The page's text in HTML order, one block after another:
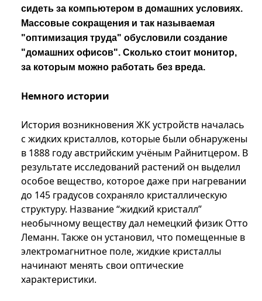
сидеть за компьютером в домашних условиях.
Массовые сокращения и так называемая
"оптимизация труда" обусловили создание
"домашних офисов". Сколько стоит монитор,
за которым можно работать без вреда.
Немного истории
История возникновения ЖК устройств началась
с жидких кристаллов, которые были обнаружены
в 1888 году австрийским учёным Райнитцером. В
результате исследований растений он выделил
особое вещество, которое даже при нагревании
до 145 градусов сохраняло кристаллическую
структуру. Название “жидкий кристалл”
необычному веществу дал немецкий физик Отто
Леманн. Также он установил, что помещенные в
электромагнитное поле, жидкие кристаллы
начинают менять свои оптические
характеристики.